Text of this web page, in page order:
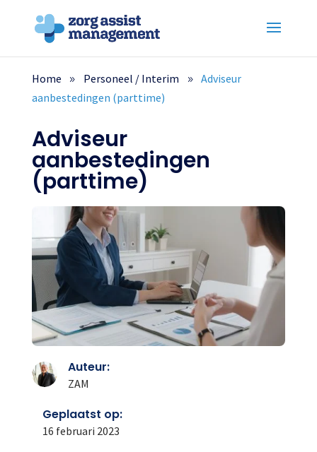
Home Personeel /Interim
Adviseur
aanbestedingen (parttime)
Adviseur
aanbestedingen
(parttime)
Auteur:
ZAM
Geplaatst op:
16 februari 2023